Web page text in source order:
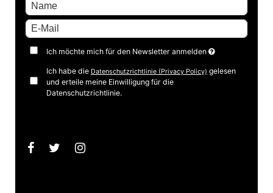
Ich möchte mich für den Newsletter anmelden
Ich habe die Datenschutzrichtlinie (Privacy Policy) gelesen
und erteile meine Einwilligung für die
Datenschutzrichtlinie.